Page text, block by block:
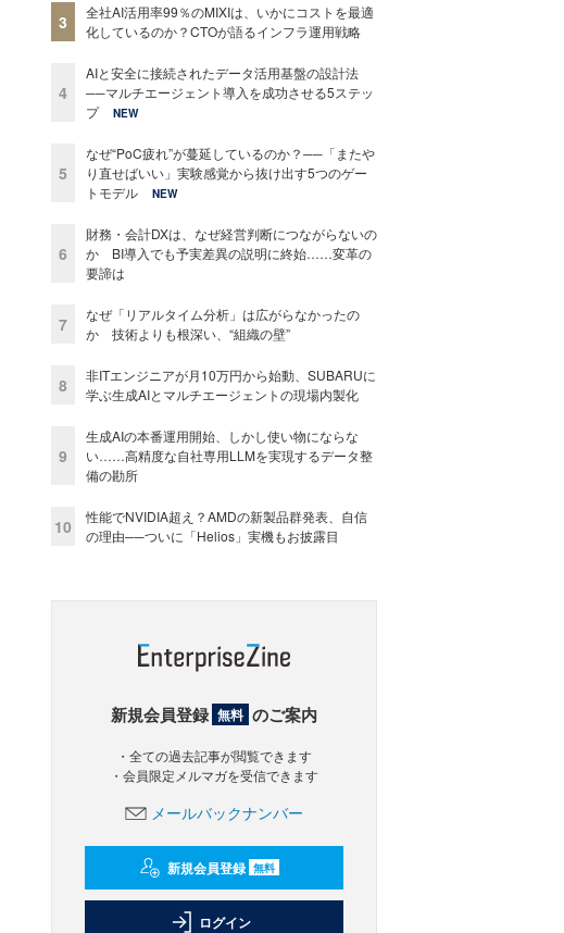
3
全社AI活用率99％のMIXIは、いかにコストを最適
化しているのか？CTOが語るインフラ運用戦略
4
AIと安全に接続されたデータ活用基盤の設計法
──マルチエージェント導入を成功させる5ステッ
プ
NEW
5
なぜ“PoC疲れ”が蔓延しているのか？──「またや
り直せばいい」実験感覚から抜け出す5つのゲー
トモデル
NEW
6
財務・会計DXは、なぜ経営判断につながらないの
か BI導入でも予実差異の説明に終始……変革の
要諦は
7
なぜ「リアルタイム分析」は広がらなかったの
か 技術よりも根深い、“組織の壁”
8
非ITエンジニアが月10万円から始動、SUBARUに
学ぶ生成AIとマルチエージェントの現場内製化
9
生成AIの本番運用開始、しかし使い物にならな
い……高精度な自社専用LLMを実現するデータ整
備の勘所
10
性能でNVIDIA超え？AMDの新製品群発表、自信
の理由──ついに「Helios」実機もお披露目
新規会員登録 無料 のご案内
・全ての過去記事が閲覧できます
・会員限定メルマガを受信できます
メールバックナンバー
新規会員登録 無料
ログイン